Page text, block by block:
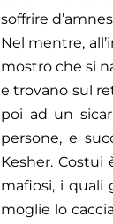
soffrire
Nel mentre,
mostro che si
e trovano sul
poi ad un
persone, e
Kesher.
mafiosi, i quali
moglie lo